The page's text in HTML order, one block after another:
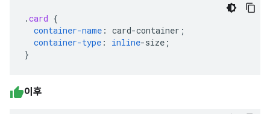
.card {
container-name : card-container ;
container-type : inline-size ;
}
이후